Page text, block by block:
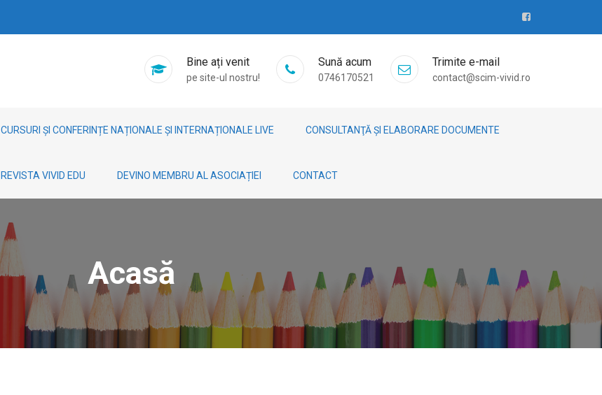
Bine ați venit
pe site-ul nostru!
Sună acum
0746170521
Trimite e-mail
contact@scim-vivid.ro
CURSURI ȘI CONFERINȚE NAȚIONALE ȘI INTERNAȚIONALE LIVE CONSULTANŢĂ ȘI ELABORARE DOCUMENTE
REVISTA VIVID EDU DEVINO MEMBRU AL ASOCIAȚIEI CONTACT
Acasă